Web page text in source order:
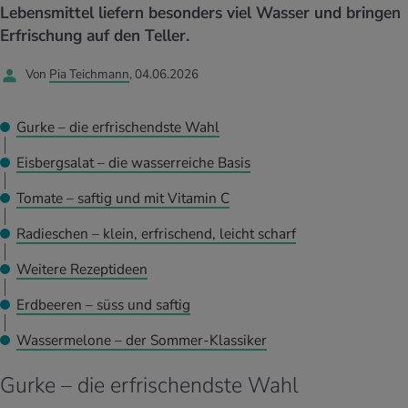
& Intoleranzen
BMI berechnen
Personal Health Coaching
THEMEN IM BEREICH BEWEGUNG
Kalorienverbrauch berechnen
Personal Health Coaching
THEMEN IM BEREICH ENTSPANNUNG
Glücklich sein
Personal Health Coaching
Wissen
Mund- & Zahnpflege
Personal Health Coaching
THEMEN IM BEREICH SERVICES
Angebote
Lebensmittel liefern besonders viel Wasser und bringen
Erfrischung auf den Teller.
Von Pia Teichmann, 04.06.2026
Gurke – die erfrischendste Wahl
Eisbergsalat – die wasserreiche Basis
Tomate – saftig und mit Vitamin C
Radieschen – klein, erfrischend, leicht scharf
Weitere Rezeptideen
Erdbeeren – süss und saftig
Wassermelone – der Sommer-Klassiker
Gurke – die erfrischendste Wahl